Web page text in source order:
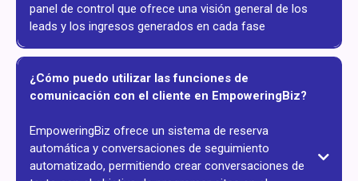
panel de control que ofrece una visión general de los
leads y los ingresos generados en cada fase​
¿Cómo puedo utilizar las funciones de
comunicación con el cliente en EmpoweringBiz?
EmpoweringBiz ofrece un sistema de reserva
automática y conversaciones de seguimiento
automatizado, permitiendo crear conversaciones de